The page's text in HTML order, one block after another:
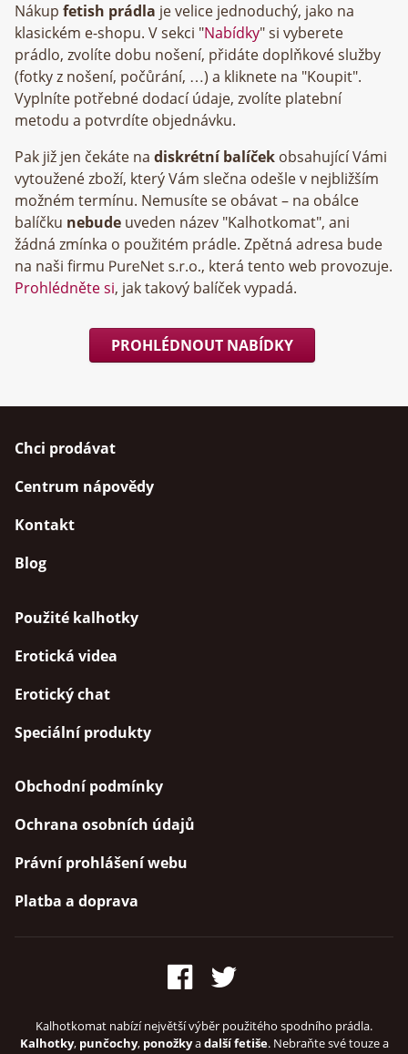
Nákup fetish prádla je velice jednoduchý, jako na
klasickém e-shopu. V sekci "Nabídky" si vyberete
prádlo, zvolíte dobu nošení, přidáte doplňkové služby
(fotky z nošení, počůrání, …) a kliknete na "Koupit".
Vyplníte potřebné dodací údaje, zvolíte platební
metodu a potvrdíte objednávku.
Pak již jen čekáte na diskrétní balíček obsahující Vámi
vytoužené zboží, který Vám slečna odešle v nejbližším
možném termínu. Nemusíte se obávat – na obálce
balíčku nebude uveden název "Kalhotkomat", ani
žádná zmínka o použitém prádle. Zpětná adresa bude
na naši firmu
, která tento web provozuje.
Prohlédněte si, jak takový balíček vypadá.
PROHLÉDNOUT NABÍDKY
Chci prodávat
Centrum nápovědy
Kontakt
Blog
Použité kalhotky
Erotická videa
Erotický chat
Speciální produkty
Obchodní podmínky
Ochrana osobních údajů
Právní prohlášení webu
Platba a doprava
Kalhotkomat nabízí největší výběr použitého spodního prádla.
Kalhotky, punčochy, ponožkyadalší fetiše. Nebraňte své touze a